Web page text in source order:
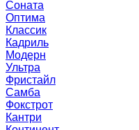
Соната
Оптима
Классик
Кадриль
Модерн
Ультра
Фристайл
Самба
Фокстрот
Кантри